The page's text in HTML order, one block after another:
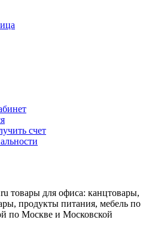
счет
товары для офиса: канцтовары,
продукты питания, мебель по
по Москве и Московской